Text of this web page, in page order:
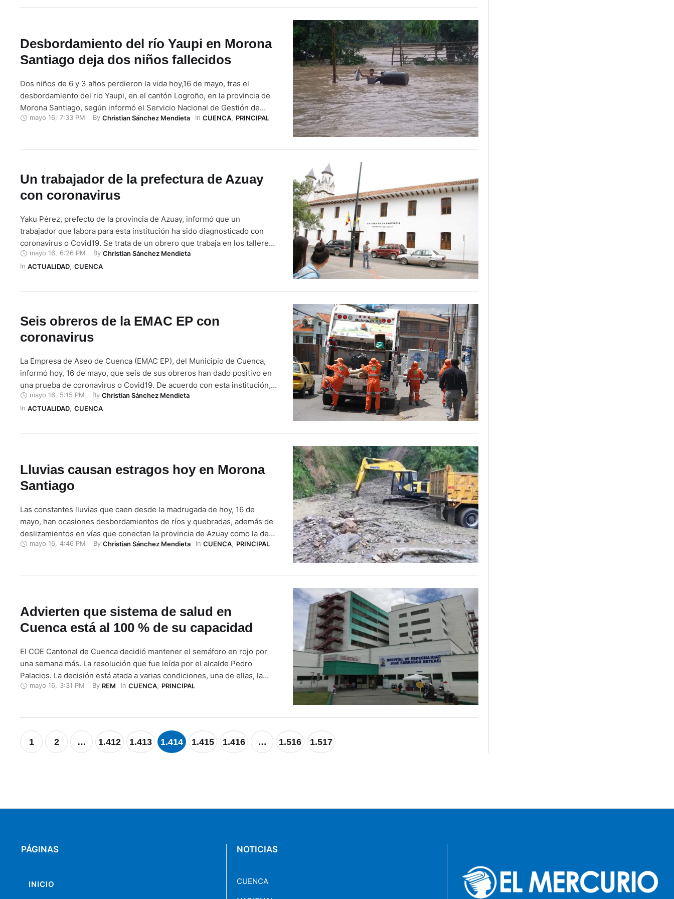
Desbordamiento del río Yaupi en Morona
Santiago deja dos niños fallecidos
Dos niños de 6 y 3 años perdieron la vida hoy,16 de mayo, tras el
desbordamiento del rio Yaupi, en el cantón Logroño, en la provincia de
Morona Santiago, según informó el Servicio Nacional de Gestión de
Riesgos y Emergencias (SNGRE). Los cadáveres de los pequeños fueron
mayo 16, 7:33 PM By Christian Sánchez Mendieta In CUENCA, PRINCIPAL
Un trabajador de la prefectura de Azuay
con coronavirus
Yaku Pérez, prefecto de la provincia de Azuay, informó que un
trabajador que labora para esta institución ha sido diagnosticado con
coronavirus o Covid19. Se trata de un obrero que trabaja en los talleres,
por lo que estos espacios se cerraron para un proceso desinfección, y
con esto prevenir posibles contagios. De acuerdo con la …
mayo 16, 6:26 PM By Christian Sánchez Mendieta
In ACTUALIDAD, CUENCA
Seis obreros de la EMAC EP con
coronavirus
La Empresa de Aseo de Cuenca (EMAC EP), del Municipio de Cuenca,
informó hoy, 16 de mayo, que seis de sus obreros han dado positivo en
una prueba de coronavirus o Covid19. De acuerdo con esta institución,
desde el inicio de esta emergencia sanitaria han aplicado los protocolos
de bioseguridad para prevenir contagios por esta …
mayo 16, 5:15 PM By Christian Sánchez Mendieta
In ACTUALIDAD, CUENCA
Lluvias causan estragos hoy en Morona
Santiago
Las constantes lluvias que caen desde la madrugada de hoy, 16 de
mayo, han ocasiones desbordamientos de ríos y quebradas, además de
deslizamientos en vías que conectan la provincia de Azuay como la de
Morona Santiago. La Servicio Nacional de Gestión de Riesgos y
mayo 16, 4:46 PM By Christian Sánchez Mendieta In CUENCA, PRINCIPAL
Advierten que sistema de salud en
Cuenca está al 100 % de su capacidad
El COE Cantonal de Cuenca decidió mantener el semáforo en rojo por
una semana más. La resolución que fue leída por el alcalde Pedro
Palacios. La decisión está atada a varias condiciones, una de ellas, la
preocupación por la capacidad del sistema de salud de la ciudad. El día
mayo 16, 3:31 PM By REM In CUENCA, PRINCIPAL
1 2 … 1.412 1.413 1.414 1.415 1.416 … 1.516 1.517
PÁGINAS
INICIO
NOTICIAS
CUENCA